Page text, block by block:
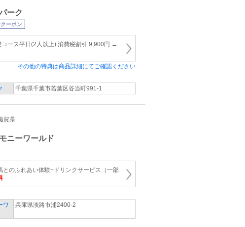
ーク
ーポン
コース平日(2人以上) 消費税割引 9,900円 →
その他の特典は商品詳細にてご確認ください
千葉県千葉市若葉区谷当町991-1
賀県
ニーワールド
とのふれあい体験+ドリンクサービス（一部
ワ
兵庫県淡路市浦2400-2